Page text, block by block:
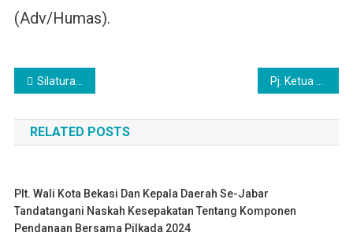
(Adv/Humas).
Navigasi
pos
Silaturahmi Ke Kecamatan Jatiasih. Yolla Kusuma Gani Katakan Kader PKK Bagian Terdepan Pembangunan Wanita
RELATED POSTS
Plt. Wali Kota Bekasi Dan Kepala Daerah Se-Jabar
Tandatangani Naskah Kesepakatan Tentang Komponen
Pendanaan Bersama Pilkada 2024